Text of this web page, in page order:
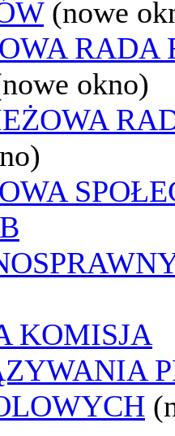
(nowe
RADA
okno)
KOMISJA